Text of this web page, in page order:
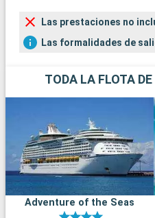
Las prestaciones no
Las formalidades de
TODA LA FLOTA
Adventure of the Seas